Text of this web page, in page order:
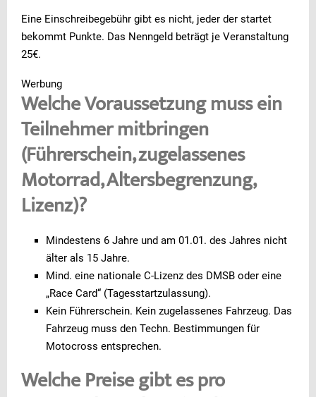
Eine Einschreibegebühr gibt es nicht, jeder der startet
bekommt Punkte. Das Nenngeld beträgt je Veranstaltung
25€.
Werbung
Welche Voraussetzung muss ein
Teilnehmer mitbringen
(Führerschein, zugelassenes
Motorrad, Altersbegrenzung,
Lizenz)?
Mindestens 6 Jahre und am 01.01. des Jahres nicht
älter als 15 Jahre.
Mind. eine nationale C-Lizenz des DMSB oder eine
„Race Card“ (Tagesstartzulassung).
Kein Führerschein. Kein zugelassenes Fahrzeug. Das
Fahrzeug muss den Techn. Bestimmungen für
Motocross entsprechen.
Welche Preise gibt es pro